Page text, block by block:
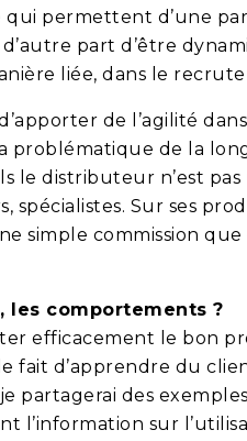
permettent d’une
part d’être
liée, dans le
de l’agilité
la problématique de la
le distributeur n’est
spécialistes. Sur ses
simple commission
les comportements ?
efficacement le bon
fait d’apprendre du
partagerai des
l’information sur